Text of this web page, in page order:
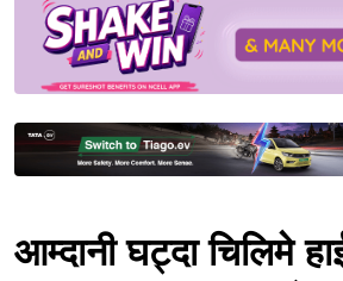
आम्दानी घट्दा चिलिमे